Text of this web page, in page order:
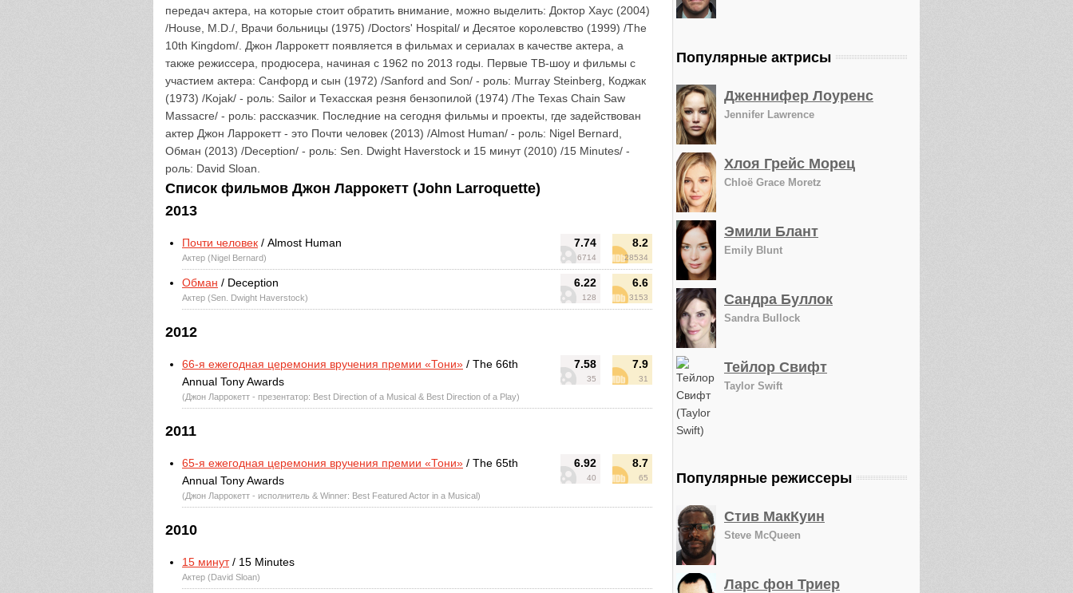
передач актера, на которые стоит обратить внимание, можно выделить: Доктор Хаус (2004)
/House, M.D./, Врачи больницы (1975) /Doctors' Hospital/ и Десятое королевство (1999) /The
10th Kingdom/. Джон Ларрокетт появляется в фильмах и сериалах в качестве актера, а
также режиссера, продюсера, начиная с 1962 по 2013 годы. Первые ТВ-шоу и фильмы с
участием актера: Санфорд и сын (1972) /Sanford and Son/ - роль: Murray Steinberg, Коджак
(1973) /Kojak/ - роль: Sailor и Техасская резня бензопилой (1974) /The Texas Chain Saw
Massacre/ - роль: рассказчик. Последние на сегодня фильмы и проекты, где задействован
актер Джон Ларрокетт - это Почти человек (2013) /Almost Human/ - роль: Nigel Bernard,
Обман (2013) /Deception/ - роль: Sen. Dwight Haverstock и 15 минут (2010) /15 Minutes/ -
роль: David Sloan.
Список фильмов Джон Ларрокетт (John Larroquette)
2013
7.74
6714
8.2
28534
Почти человек / Almost Human
Актер (Nigel Bernard)
6.22
128
6.6
3153
Обман / Deception
Актер (Sen. Dwight Haverstock)
2012
7.58
35
7.9
31
66-я ежегодная церемония вручения премии «Тони» / The 66th
Annual Tony Awards
(Джон Ларрокетт - презентатор: Best Direction of a Musical & Best Direction of a Play)
2011
6.92
40
8.7
65
65-я ежегодная церемония вручения премии «Тони» / The 65th
Annual Tony Awards
(Джон Ларрокетт - исполнитель & Winner: Best Featured Actor in a Musical)
2010
15 минут/ 15 Minutes
Актер (David Sloan)
Популярные актрисы
Дженнифер Лоуренс
Jennifer Lawrence
Хлоя Грейс Морец
Chloë Grace Moretz
Эмили Блант
Emily Blunt
Сандра Буллок
Sandra Bullock
Тейлор Свифт
Taylor Swift
Популярные режиссеры
Стив МакКуин
Steve McQueen
Ларс фон Триер